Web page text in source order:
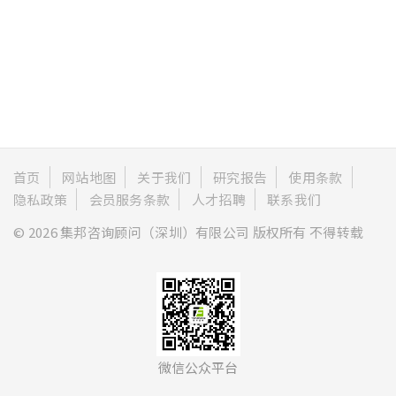
首页 网站地图 关于我们 研究报告
使用条款
隐私政策
会员服务条款 人才招聘
联系我们
© 2026 集邦咨询顾问（深圳）有限公司 版权所有 不得转载
微信公众平台